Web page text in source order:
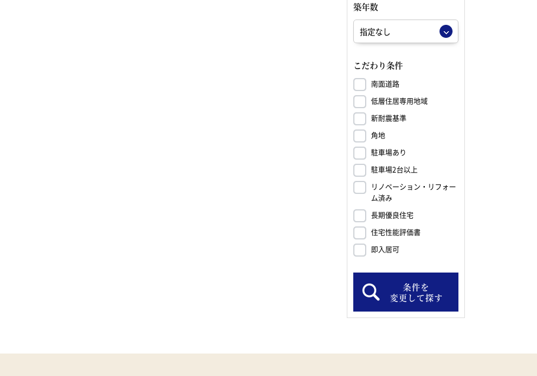
築年数
こだわり条件
南面道路
低層住居専用地域
新耐震基準
角地
駐車場あり
駐車場2台以上
リノベーション・リフォー
ム済み
長期優良住宅
住宅性能評価書
即入居可
条件を
変更して探す